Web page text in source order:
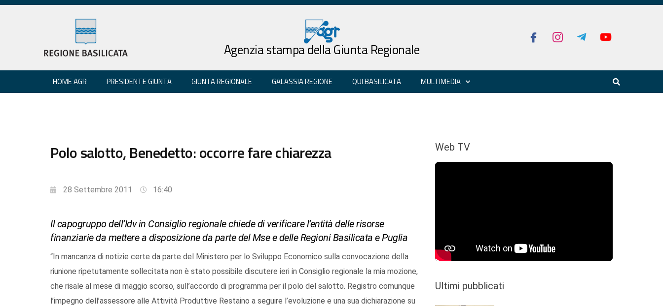
Agenzia stampa della Giunta Regionale
HOME AGR PRESIDENTE GIUNTA GIUNTA REGIONALE GALASSIA REGIONE QUI BASILICATA MULTIMEDIA
Polo salotto, Benedetto: occorre fare chiarezza
28 Settembre 2011 16:40
Il capogruppo dell’Idv in Consiglio regionale chiede di verificare l’entità delle risorse
finanziarie da mettere a disposizione da parte del Mse e delle Regioni Basilicata e Puglia
“In mancanza di notizie certe da parte del Ministero per lo Sviluppo Economico sulla convocazione della
riunione ripetutamente sollecitata non è stato possibile discutere ieri in Consiglio regionale la mia mozione,
che risale al mese di maggio scorso, sull’accordo di programma per il polo del salotto. Registro comunque
l’impegno dell’assessore alle Attività Produttive Restaino a seguire l’evoluzione e una sua dichiarazione su
Web TV
Ultimi pubblicati